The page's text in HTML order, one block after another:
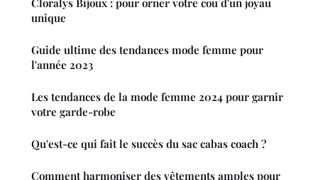
unique
Guide ultime des tendances mode femme pour
l'année 2023
Les tendances de la mode femme 2024 pour garnir
votre garde-robe
Qu'est-ce qui fait le succès du sac cabas coach ?
Comment harmoniser des vêtements amples pour